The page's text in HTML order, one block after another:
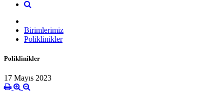
Birimlerimiz
Poliklinikler
Poliklinikler
17 Mayıs 2023